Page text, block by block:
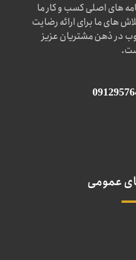
های اصلی کسب و کار ما
های ما برای ارائه رضایت
در ذهن مشتریان عزیز
عمومی